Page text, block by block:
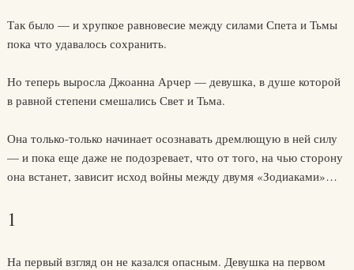
Так было — и хрупкое равновесие между силами Спета и Тьмы
пока что удавалось сохранить.
Но теперь выросла Джоанна Арчер — девушка, в душе которой
в равной степени смешались Свет и Тьма.
Она только-только начинает осознавать дремлющую в ней силу
— и пока еще даже не подозревает, что от того, на чью сторону
она встанет, зависит исход войны между двумя «Зодиаками»…
1
На первый взгляд он не казался опасным. Девушка на первом